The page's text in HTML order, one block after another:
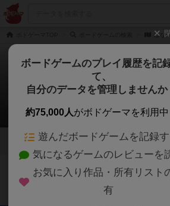
はな
はないちもん
1件の画像
1 1
ボドゲーマにログインすると、 「はないちもん
画像をアップロード出来たり、他のユーザーの投
ができます。また、トップ6の画像は様々なペー
ボードゲームのプレイ履歴を記
て、
自分のデータを管理しませんか
約75,000人がボドゲーマを利用中
遊んだボードゲームを記録
気になるゲームのレビューを
お気に入り作品・所有リスト
有